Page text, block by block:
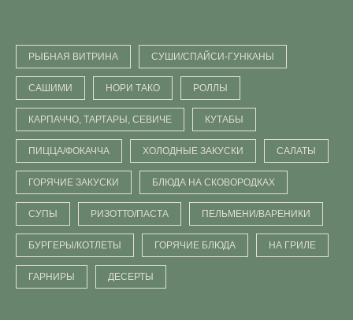
РЫБНАЯ ВИТРИНА СУШИ/СПАЙСИ-ГУНКАНЫ
САШИМИ НОРИ ТАКО РОЛЛЫ
КАРПАЧЧО, ТАРТАРЫ, СЕВИЧЕ КУТАБЫ
ПИЦЦА/ФОКАЧЧА ХОЛОДНЫЕ ЗАКУСКИ САЛАТЫ
ГОРЯЧИЕ ЗАКУСКИ БЛЮДА НА СКОВОРОДКАХ
СУПЫ РИЗОТТО/ПАСТА ПЕЛЬМЕНИ/ВАРЕНИКИ
БУРГЕРЫ/КОТЛЕТЫ ГОРЯЧИЕ БЛЮДА НА ГРИЛЕ
ГАРНИРЫ ДЕСЕРТЫ